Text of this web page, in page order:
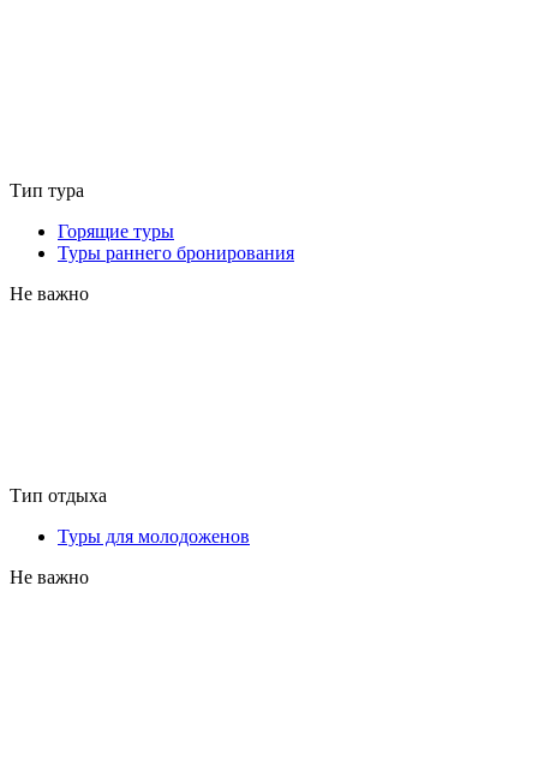
Тип тура
Горящие туры
Туры раннего бронирования
Не важно
Тип отдыха
Туры для молодоженов
Не важно